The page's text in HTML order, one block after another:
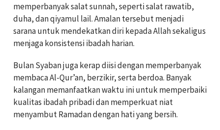
memperbanyak salat sunnah, seperti salat rawatib,
duha, dan qiyamul lail. Amalan tersebut menjadi
sarana untuk mendekatkan diri kepada Allah sekaligus
menjaga konsistensi ibadah harian.
Bulan Syaban juga kerap diisi dengan memperbanyak
membaca Al-Qur’an, berzikir, serta berdoa. Banyak
kalangan memanfaatkan waktu ini untuk memperbaiki
kualitas ibadah pribadi dan memperkuat niat
menyambut Ramadan dengan hati yang bersih.